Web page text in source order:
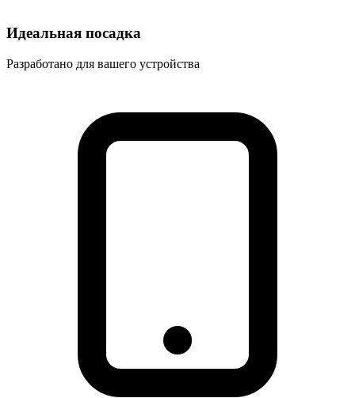
Идеальная посадка
Разработано для вашего устройства